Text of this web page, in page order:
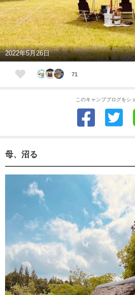
2022年5月26日
71
このキャンプブログをシ
母、沼る